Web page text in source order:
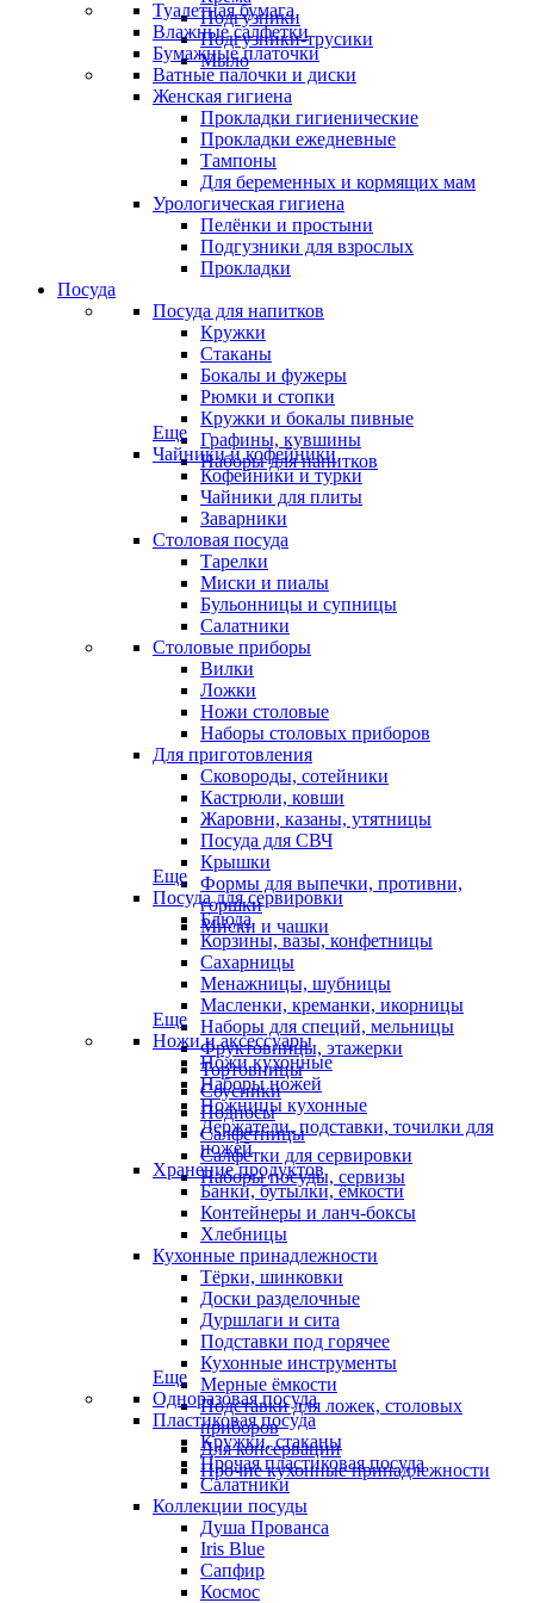
Подгузники
Подгузники-трусики
Мыло
Туалетная бумага
Влажные салфетки
Бумажные платочки
Ватные палочки и диски
Женская гигиена
Прокладки гигиенические
Прокладки ежедневные
Тампоны
Для беременных и кормящих мам
Урологическая гигиена
Пелёнки и простыни
Подгузники для взрослых
Прокладки
Посуда
Посуда для напитков
Кружки
Стаканы
Бокалы и фужеры
Рюмки и стопки
Кружки и бокалы пивные
Графины, кувшины
Наборы для напитков
Еще
Чайники и кофейники
Кофейники и турки
Чайники для плиты
Заварники
Столовая посуда
Тарелки
Миски и пиалы
Бульонницы и супницы
Салатники
Столовые приборы
Вилки
Ложки
Ножи столовые
Наборы столовых приборов
Для приготовления
Сковороды, сотейники
Кастрюли, ковши
Жаровни, казаны, утятницы
Посуда для СВЧ
Крышки
Формы для выпечки, противни,
горшки
Миски и чашки
Еще
Посуда для сервировки
Блюда
Корзины, вазы, конфетницы
Сахарницы
Менажницы, шубницы
Масленки, креманки, икорницы
Наборы для специй, мельницы
Фруктовницы, этажерки
Тортовницы
Соусники
Подносы
Салфетницы
Салфетки для сервировки
Наборы посуды, сервизы
Еще
Ножи и аксессуары
Ножи кухонные
Наборы ножей
Ножницы кухонные
Держатели, подставки, точилки для
ножей
Хранение продуктов
Банки, бутылки, ёмкости
Контейнеры и ланч-боксы
Хлебницы
Кухонные принадлежности
Тёрки, шинковки
Доски разделочные
Дуршлаги и сита
Подставки под горячее
Кухонные инструменты
Мерные ёмкости
Подставки для ложек, столовых
приборов
Для консервации
Прочие кухонные принадлежности
Еще
Одноразовая посуда
Пластиковая посуда
Кружки, стаканы
Прочая пластиковая посуда
Салатники
Коллекции посуды
Душа Прованса
Iris Blue
Сапфир
Космос